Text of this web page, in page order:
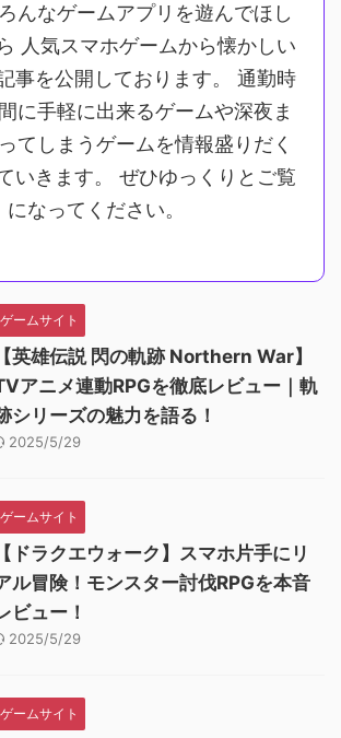
んなゲームアプリを遊んでほし
人気スマホゲームから懐かしい
事を公開しております。 通勤時
に手軽に出来るゲームや深夜ま
てしまうゲームを情報盛りだく
いきます。 ぜひゆっくりとご覧
になってください。
ゲームサイト
【英雄伝説 閃の軌跡 Northern War】
アニメ連動RPGを徹底レビュー｜軌
シリーズの魅力を語る！
2025/5/29
ゲームサイト
【ドラクエウォーク】スマホ片手にリ
ル冒険！モンスター討伐RPGを本音
ビュー！
2025/5/29
ゲームサイト